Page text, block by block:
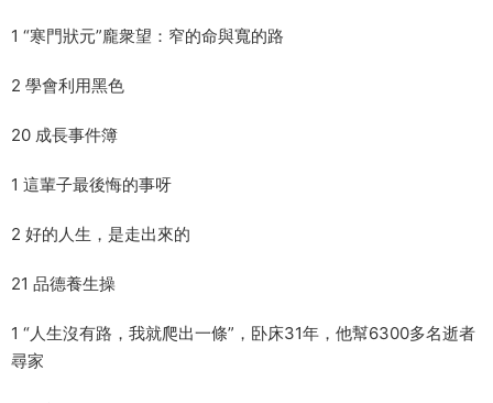
1 “寒門狀元”龐衆望：窄的命與寬的路
2 學會利用黑色
20 成長事件簿
1 這輩子最後悔的事呀
2 好的人生，是走出來的
21 品德養生操
1 “人生沒有路，我就爬出一條”，卧床31年，他幫6300多名逝者
尋家